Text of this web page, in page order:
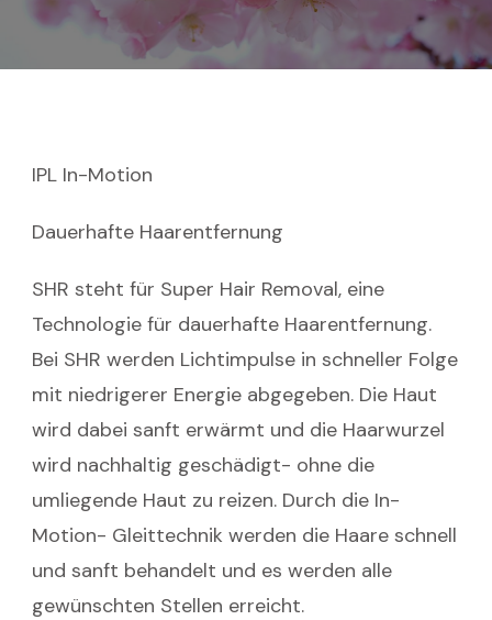
IPL In-Motion
Dauerhafte Haarentfernung
SHR steht für Super Hair Removal, eine
Technologie für dauerhafte Haarentfernung.
Bei SHR werden Lichtimpulse in schneller Folge
mit niedrigerer Energie abgegeben. Die Haut
wird dabei sanft erwärmt und die Haarwurzel
wird nachhaltig geschädigt- ohne die
umliegende Haut zu reizen. Durch die In-
Motion- Gleittechnik werden die Haare schnell
und sanft behandelt und es werden alle
gewünschten Stellen erreicht.